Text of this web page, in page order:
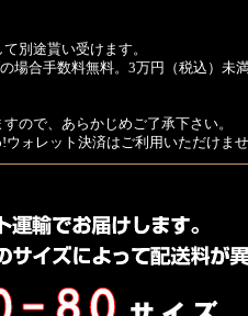
別途貰い受けます。
場合手数料無料。3万円（税込）未
ので、あらかじめご了承下さい。
ォレット決済はご利用いただけま